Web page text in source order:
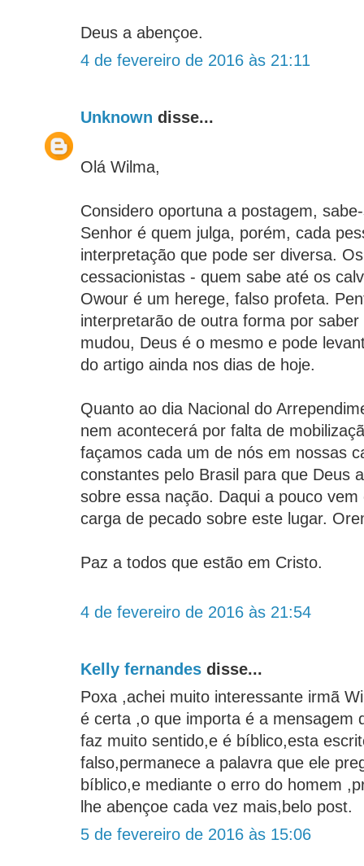
Deus a abençoe.
4 de fevereiro de 2016 às 21:11
Unknown disse...
Olá Wilma,
Considero oportuna a postagem,
Senhor é quem julga, porém, cada
interpretação que pode ser diversa.
cessacionistas - quem sabe até os
Owour é um herege, falso profeta.
interpretarão de outra forma por
mudou, Deus é o mesmo e pode
do artigo ainda nos dias de hoje.
Quanto ao dia Nacional do
nem acontecerá por falta de
façamos cada um de nós em nossas
constantes pelo Brasil para que Deus
sobre essa nação. Daqui a pouco
carga de pecado sobre este lugar.
Paz a todos que estão em Cristo.
4 de fevereiro de 2016 às 21:54
Kelly fernandes disse...
Poxa ,achei muito interessante irmã
é certa ,o que importa é a mensagem
faz muito sentido,e é bíblico,esta
falso,permanece a palavra que ele
bíblico,e mediante o erro do homem
lhe abençoe cada vez mais,belo post.
5 de fevereiro de 2016 às 15:06